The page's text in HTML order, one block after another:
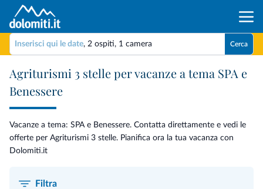
Inserisci qui le date, 2 ospiti, 1 camera Cerca
Agriturismi 3 stelle per vacanze a tema SPA e
Benessere
Vacanze a tema: SPA e Benessere. Contatta direttamente e vedi le
offerte per Agriturismi 3 stelle. Pianifica ora la tua vacanza con
Dolomiti.it
Filtra